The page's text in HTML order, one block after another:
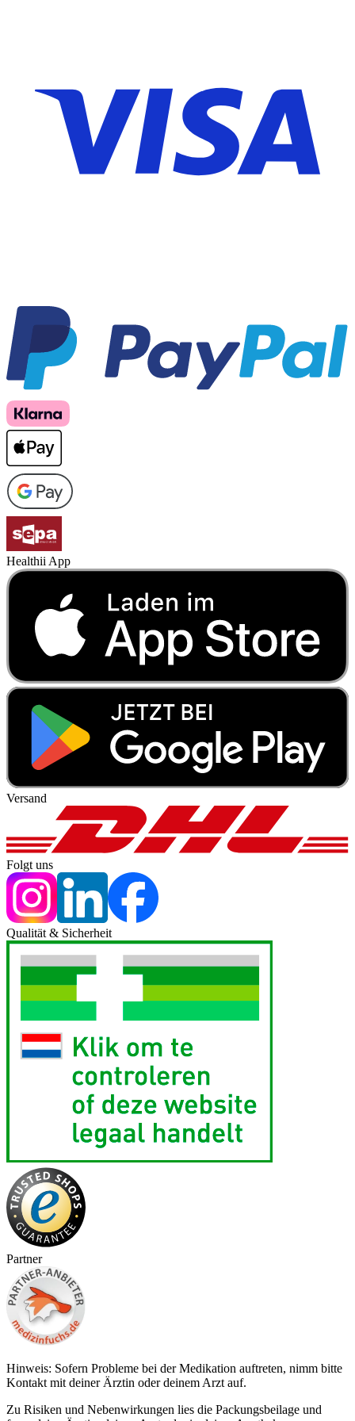
Healthii App
Versand
Folgt uns
Qualität & Sicherheit
Partner
Hinweis: Sofern Probleme bei der Medikation auftreten, nimm bitte
Kontakt mit deiner Ärztin oder deinem Arzt auf.
Zu Risiken und Nebenwirkungen lies die Packungsbeilage und